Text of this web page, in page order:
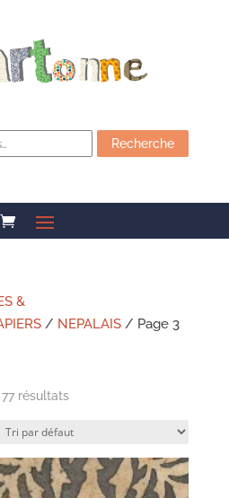
Recherche
&
/ NEPALAIS/ Page 3
résultats